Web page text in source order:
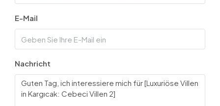
E-Mail
Nachricht